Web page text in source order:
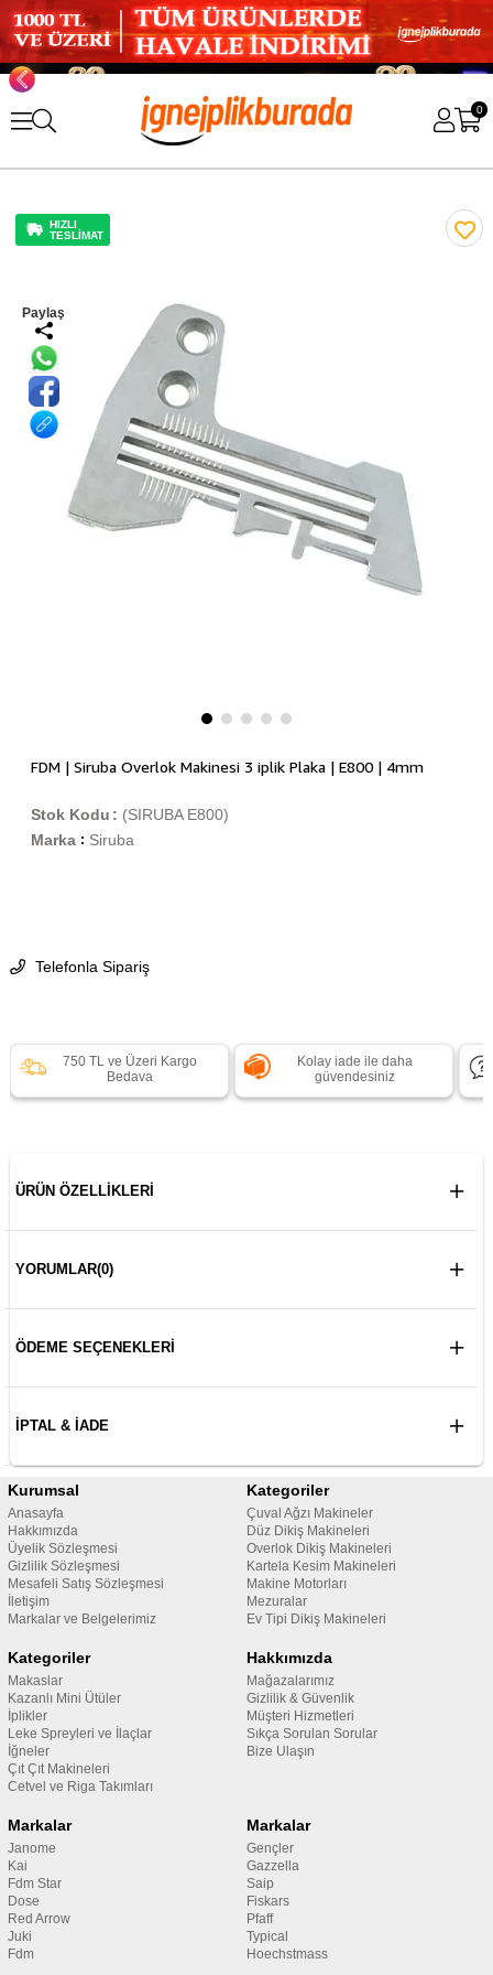
0
HIZLI
TESLİMAT
Paylaş
FDM | Siruba Overlok Makinesi 3 iplik Plaka | E800 | 4mm
(SIRUBA E800)
Stok Kodu
Marka : Siruba
Telefonla Sipariş
750 TL ve Üzeri Kargo
Bedava
Kolay iade ile daha
güvendesiniz
ÜRÜN ÖZELLIKLERI
YORUMLAR(0)
ÖDEME SEÇENEKLERI
İPTAL & İADE
Kurumsal
Anasayfa
Hakkımızda
Üyelik Sözleşmesi
Gizlilik Sözleşmesi
Mesafeli Satış Sözleşmesi
İletişim
Markalar ve Belgelerimiz
Kategoriler
Çuval Ağzı Makineler
Düz Dikiş Makineleri
Overlok Dikiş Makineleri
Kartela Kesim Makineleri
Makine Motorları
Mezuralar
Ev Tipi Dikiş Makineleri
Kategoriler
Makaslar
Kazanlı Mini Ütüler
İplikler
Leke Spreyleri ve İlaçlar
İğneler
Çıt Çıt Makineleri
Cetvel ve Riga Takımları
Hakkımızda
Mağazalarımız
Gizlilik & Güvenlik
Müşteri Hizmetleri
Sıkça Sorulan Sorular
Bize Ulaşın
Markalar
Janome
Kai
Fdm Star
Dose
Red Arrow
Juki
Fdm
Markalar
Gençler
Gazzella
Saip
Fiskars
Pfaff
Typical
Hoechstmass